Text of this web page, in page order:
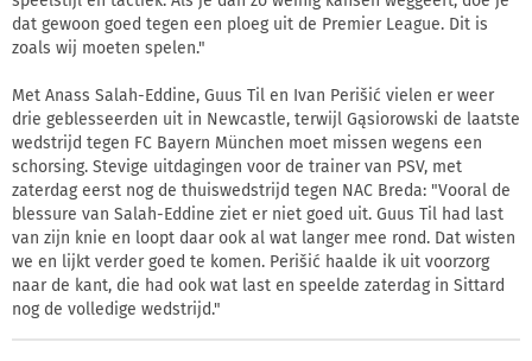
dat gewoon goed tegen een ploeg uit de Premier League. Dit is
zoals wij moeten spelen."
Met Anass Salah-Eddine, Guus Til en Ivan Perišić vielen er weer
drie geblesseerden uit in Newcastle, terwijl Gąsiorowski de laatste
wedstrijd tegen FC Bayern München moet missen wegens een
schorsing. Stevige uitdagingen voor de trainer van PSV, met
zaterdag eerst nog de thuiswedstrijd tegen NAC Breda: "Vooral de
blessure van Salah-Eddine ziet er niet goed uit. Guus Til had last
van zijn knie en loopt daar ook al wat langer mee rond. Dat wisten
we en lijkt verder goed te komen. Perišić haalde ik uit voorzorg
naar de kant, die had ook wat last en speelde zaterdag in Sittard
nog de volledige wedstrijd."